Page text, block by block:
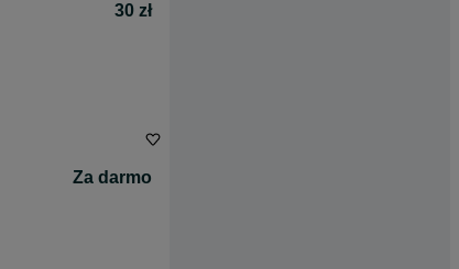
30 zł
Za darmo